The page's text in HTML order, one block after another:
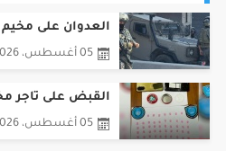
اقرأ أيضا
العدوان على مخيم
القبض على تاجر